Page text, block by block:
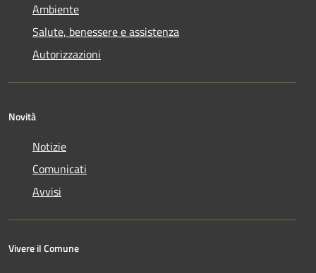
Ambiente
Salute, benessere e assistenza
Autorizzazioni
Novità
Notizie
Comunicati
Avvisi
Vivere il Comune